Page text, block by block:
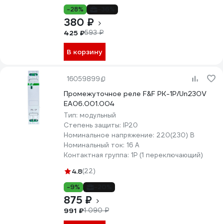
-28%
380 ₽
425 ₽593 ₽
В корзину
16059899
Промежуточное реле F&F PK-1P/Un230V
EA06.001.004
Тип: модульный
Степень защиты: IP20
Номинальное напряжение: 220(230) В
Номинальный ток: 16 А
Контактная группа: 1P (1 переключающий)
4.8(22)
-9%
875 ₽
991 ₽1 090 ₽